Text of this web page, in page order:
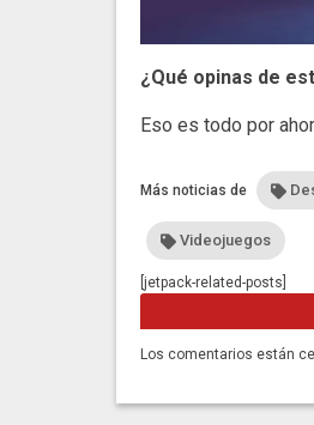
¿Qué opinas de
Eso es todo por
Más noticias de
Videojuegos
[jetpack-related-posts]
Los comentarios están